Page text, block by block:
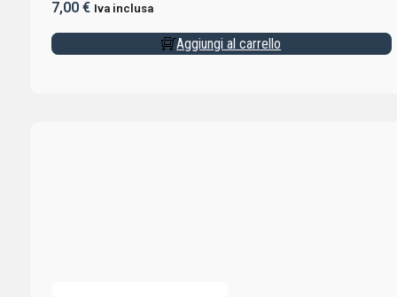
7,00 € Iva inclusa
Aggiungi al carrello